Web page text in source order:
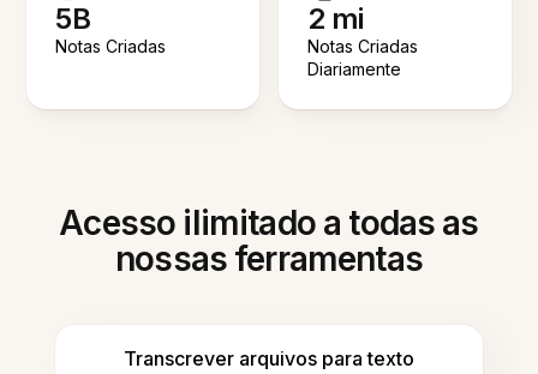
5B
Notas Criadas
2 mi
Notas Criadas
Diariamente
Acesso ilimitado a todas as
nossas ferramentas
Transcrever arquivos para texto